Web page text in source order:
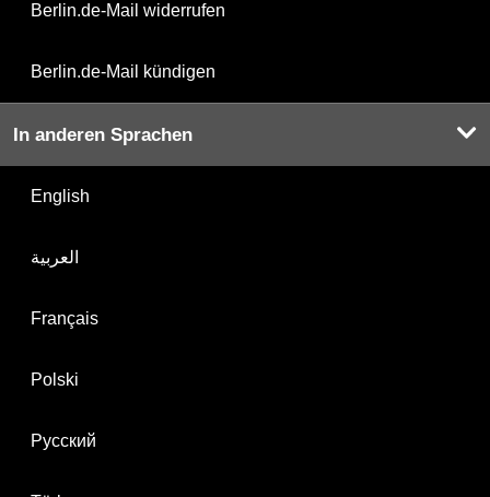
Berlin.de-Mail widerrufen
Berlin.de-Mail kündigen
In anderen Sprachen
English
العربية
Français
Polski
Русский